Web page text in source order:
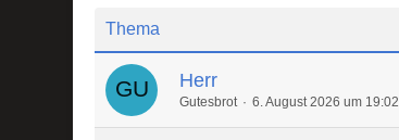
Thema
Herr
Gutesbrot 6. August 2026 um 19:02